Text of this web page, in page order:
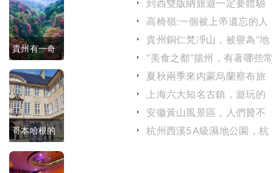
1300米，冬
天媲美三
亞，四季暖
陽
貴州有一奇
特的景區，
年遊客量超
500萬，因
此被兩座城
市爭奪
哥本哈根的
太陽馬車，
到西雙版納旅遊一定要體驗
王蓮載人的樂趣
高椅嶺:一個被上帝遺忘的人
間仙境
貴州銅仁梵凈山，被譽為“地
球綠洲”，風景秀麗
“美食之都”揚州，有著哪些常
見的特色美食?
夏秋兩季來內蒙烏蘭察布旅
遊，既能避暑也可以欣賞美
景
上海六大知名古鎮，遊玩的
人不少你去過幾個？
安徽黃山風景區，人們贊不
絕口地位超過五嶽
杭州西溪5A級濕地公園，杭